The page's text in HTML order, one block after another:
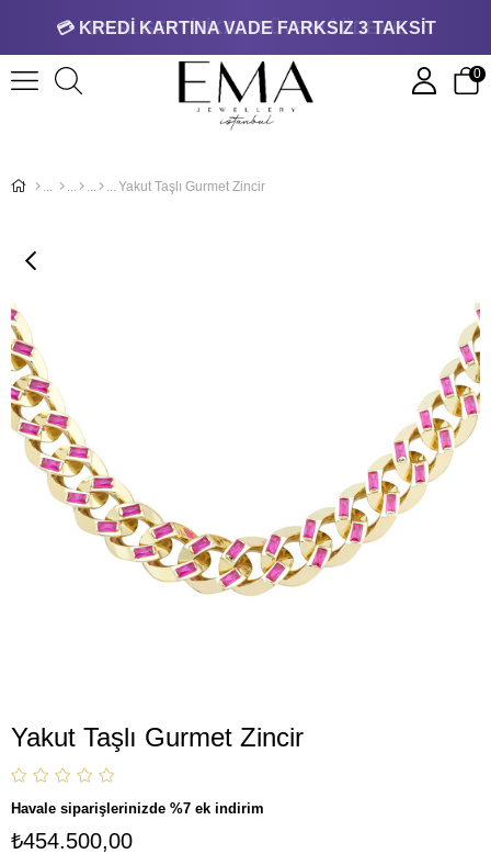
💳 KREDİ KARTINA VADE FARKSIZ 3 TAKSİT
0
Yakut Taşlı Gurmet Zincir
Yakut Taşlı Gurmet Zincir
Havale siparişlerinizde %7 ek indirim
₺454.500,00